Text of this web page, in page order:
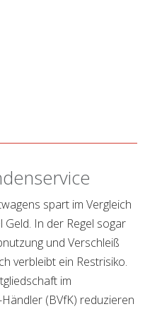
spart im Vergleich
In der Regel sogar
und Verschleiß
verbleibt ein Restrisiko.
im
(BVfK) reduzieren